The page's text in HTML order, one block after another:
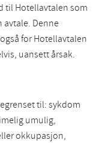
til Hotellavtalen som
avtale. Denne
for Hotellavtalen
uansett årsak.
til: sykdom
umulig,
okkupasjon,